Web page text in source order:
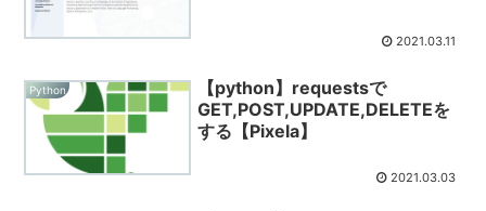
2021.03.11
Python
【python】requestsで
GET,POST,UPDATE,DELETEを
する【Pixela】
2021.03.03